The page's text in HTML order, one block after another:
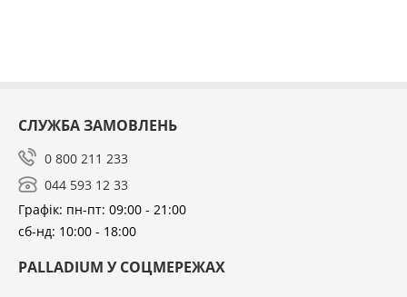
СЛУЖБА ЗАМОВЛЕНЬ
0 800 211 233
044 593 12 33
Графік: пн-пт: 09:00 - 21:00
сб-нд: 10:00 - 18:00
PALLADIUM У СОЦМЕРЕЖАХ